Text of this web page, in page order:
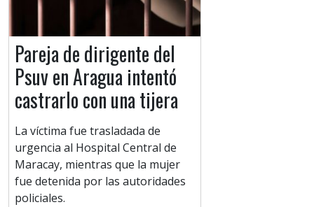
Pareja de dirigente del
Psuv en Aragua intentó
castrarlo con una tijera
La víctima fue trasladada de
urgencia al Hospital Central de
Maracay, mientras que la mujer
fue detenida por las autoridades
policiales.